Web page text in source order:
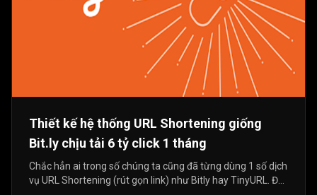
Thiết kế hệ thống URL Shortening giống
Bit.ly chịu tải 6 tỷ click 1 tháng
Chắc hẳn ai trong số chúng ta cũng đã từng dùng 1 số dịch
vụ URL Shortening (rút gọn link) như Bitly hay TinyURL. Đối